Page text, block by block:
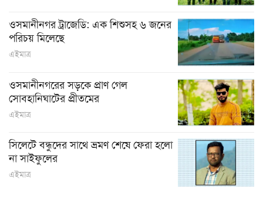
ওসমানীনগর ট্রাজেডি: এক শিশুসহ ৬ জনের
পরিচয় মিলেছে
এইমাত্র
ওসমানীনগরের সড়কে প্রাণ গেল
সোবহানিঘাটের প্রীতমের
এইমাত্র
সিলেটে বন্ধুদের সাথে ভ্রমণ শেষে ফেরা হলো
না সাইফুলের
এইমাত্র